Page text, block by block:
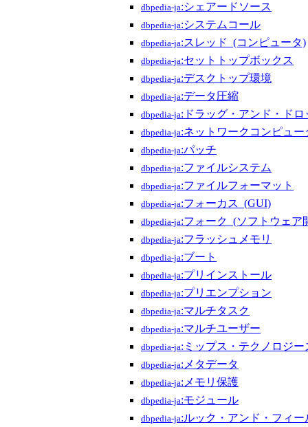
dbpedia-ja:シェアードソース
dbpedia-ja:システムコール
dbpedia-ja:スレッド_(コンピュータ)
dbpedia-ja:セットトップボックス
dbpedia-ja:デスクトップ環境
dbpedia-ja:データ圧縮
dbpedia-ja:ドラッグ・アンド・ドロ
dbpedia-ja:ネットワークコンピュー
dbpedia-ja:パッチ
dbpedia-ja:ファイルシステム
dbpedia-ja:ファイルフォーマット
dbpedia-ja:フォーカス_(GUI)
dbpedia-ja:フォーク_(ソフトウェア
dbpedia-ja:フラッシュメモリ
dbpedia-ja:ブート
dbpedia-ja:プリインストール
dbpedia-ja:プリエンプション
dbpedia-ja:マルチタスク
dbpedia-ja:マルチユーザー
dbpedia-ja:ミップス・テクノロジー
dbpedia-ja:メタデータ
dbpedia-ja:メモリ保護
dbpedia-ja:モジュール
dbpedia-ja:ルック・アンド・フィー